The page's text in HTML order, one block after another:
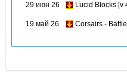
29 июн 26 Lucid Blocks [v
19 май 26 Corsairs -